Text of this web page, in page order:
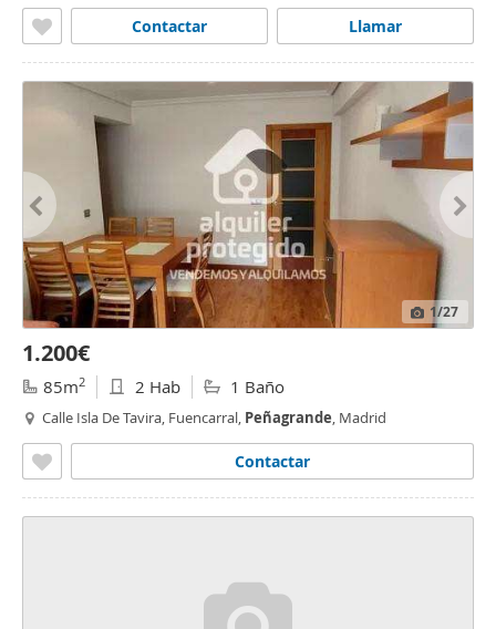
Llamar
Contactar
1/27
1.200€
85m2 2 Hab 1 Baño
Calle Isla De Tavira, Fuencarral, Peñagrande, Madrid
Contactar